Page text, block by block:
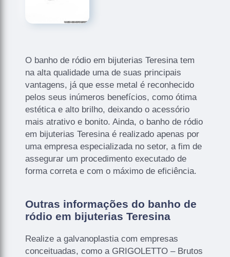
O banho de ródio em bijuterias Teresina tem
na alta qualidade uma de suas principais
vantagens, já que esse metal é reconhecido
pelos seus inúmeros benefícios, como ótima
estética e alto brilho, deixando o acessório
mais atrativo e bonito. Ainda, o banho de ródio
em bijuterias Teresina é realizado apenas por
uma empresa especializada no setor, a fim de
assegurar um procedimento executado de
forma correta e com o máximo de eficiência.
Outras informações do banho de
ródio em bijuterias Teresina
Realize a galvanoplastia com empresas
conceituadas, como a GRIGOLETTO – Brutos